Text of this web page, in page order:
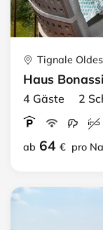
Tignale
Haus
4 Gäste 2
ab 64 € pro